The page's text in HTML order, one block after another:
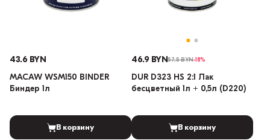
43.6 BYN
MACAW WSM150 BINDER
Биндер 1л
В корзину
46.9 BYN57.5 BYN-18%
DUR D323 HS 2:1 Лак
бесцветный 1л + 0,5л (D220)
В корзину